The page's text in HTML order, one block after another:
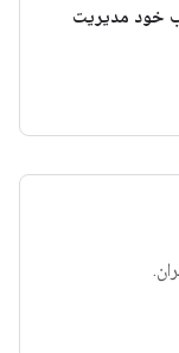
خود مدیریت